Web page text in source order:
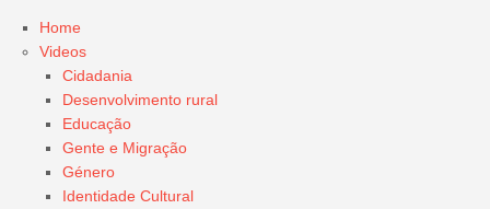
Home
Videos
Cidadania
Desenvolvimento rural
Educação
Gente e Migração
Género
Identidade Cultural